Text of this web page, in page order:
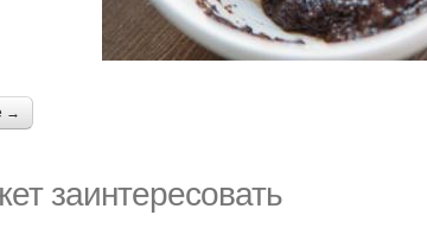
→
заинтересовать